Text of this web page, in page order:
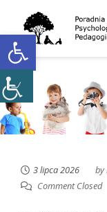
Open toolbar
content
3 lipca 2026 by
Comment Closed